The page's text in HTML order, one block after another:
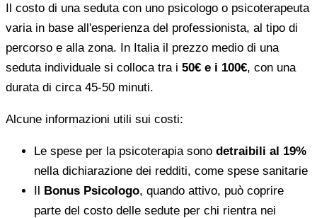
Il costo di una seduta con uno psicologo o psicoterapeuta
varia in base all'esperienza del professionista, al tipo di
percorso e alla zona. In Italia il prezzo medio di una
seduta individuale si colloca tra i 50€ e i 100€, con una
durata di circa 45-50 minuti.
Alcune informazioni utili sui costi:
Le spese per la psicoterapia sono detraibili al 19%
nella dichiarazione dei redditi, come spese sanitarie
Il Bonus Psicologo, quando attivo, può coprire
parte del costo delle sedute per chi rientra nei